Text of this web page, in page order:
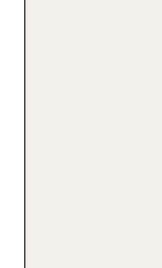
Straßennetz,